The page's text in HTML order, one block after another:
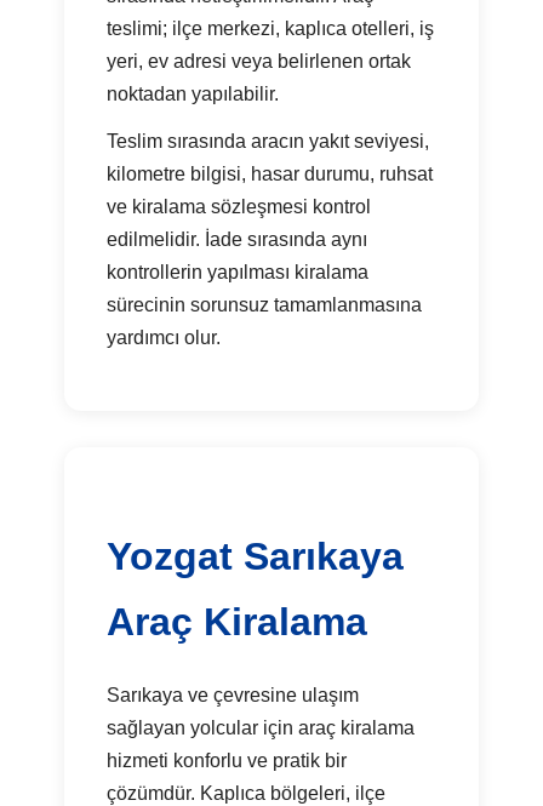
teslimi; ilçe merkezi, kaplıca otelleri, iş
yeri, ev adresi veya belirlenen ortak
noktadan yapılabilir.
Teslim sırasında aracın yakıt seviyesi,
kilometre bilgisi, hasar durumu, ruhsat
ve kiralama sözleşmesi kontrol
edilmelidir. İade sırasında aynı
kontrollerin yapılması kiralama
sürecinin sorunsuz tamamlanmasına
yardımcı olur.
Yozgat Sarıkaya
Araç Kiralama
Sarıkaya ve çevresine ulaşım
sağlayan yolcular için araç kiralama
hizmeti konforlu ve pratik bir
çözümdür. Kaplıca bölgeleri, ilçe